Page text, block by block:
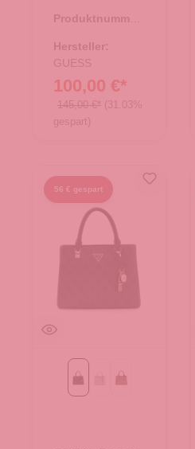
Produktnummer:
Hersteller:
GUESS
100,00 €*
145,00 €* (31.03%
gespart)
56 € gespart
Black Bone Logo
Latte Logo/Brown